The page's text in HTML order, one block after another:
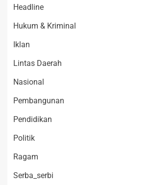
Headline
Hukum & Kriminal
Iklan
Lintas Daerah
Nasional
Pembangunan
Pendidikan
Politik
Ragam
Serba_serbi